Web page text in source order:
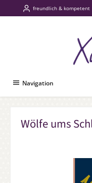
Zum Hauptinhalt springen
freundlich & kompetent
Navigation
Wölfe ums